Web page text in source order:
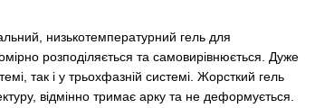
низькотемпературний гель для
розподіляється та самовирівнюється. Дуже
так і у трьохфазній системі. Жорсткий гель
відмінно тримає арку та не деформується.